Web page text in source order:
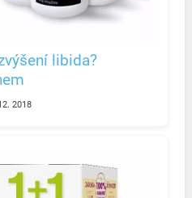
libida?
2018